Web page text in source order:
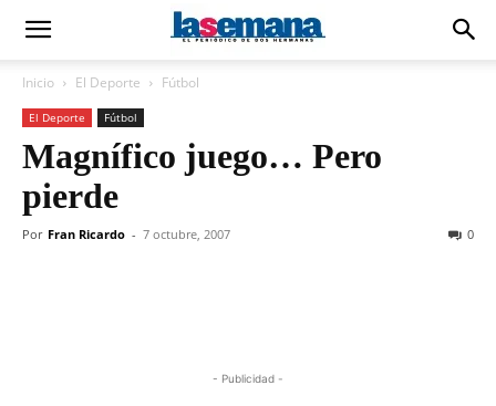
Inicio El Deporte Fútbol
El Deporte Fútbol
Magnífico juego… Pero
pierde
Por Fran Ricardo - 7 octubre, 2007 0
- Publicidad -